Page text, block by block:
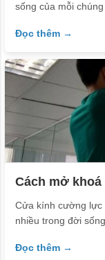
sống của mỗi
Đọc thêm →
Cách mở
Cửa kính cường lực
nhiều trong đời
Đọc thêm →